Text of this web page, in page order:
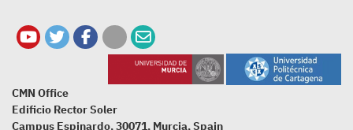
CMN Office
Edificio Rector Soler
Campus Espinardo, 30071, Murcia, Spain